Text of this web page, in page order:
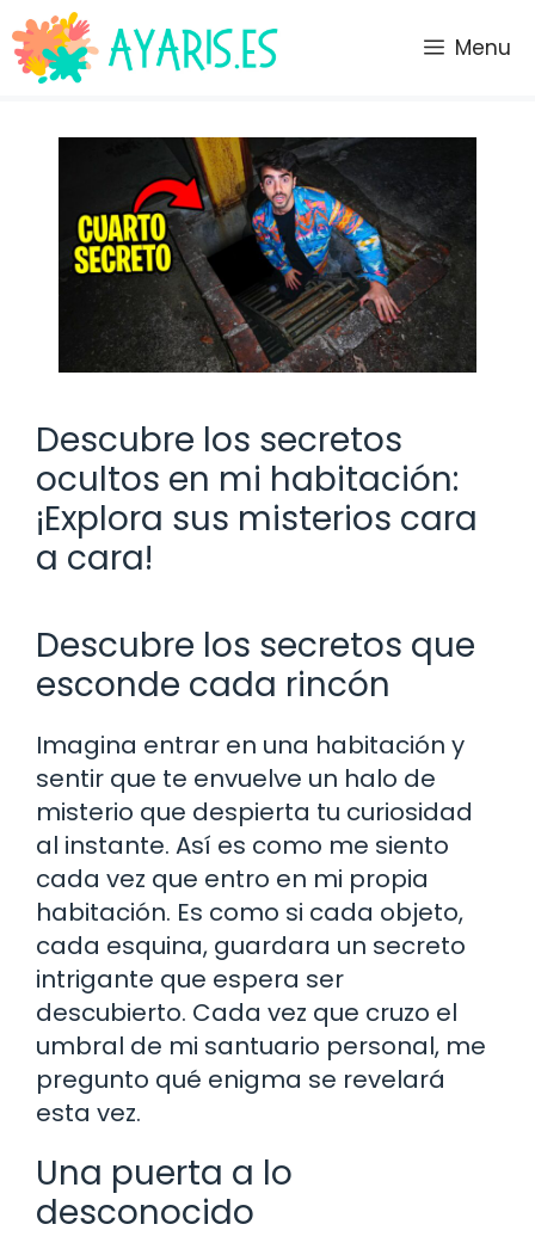
Saltar
al
contenido
Menu
Descubre los secretos
ocultos en mi habitación:
¡Explora sus misterios cara
a cara!
Descubre los secretos que
esconde cada rincón
Imagina entrar en una habitación y
sentir que te envuelve un halo de
misterio que despierta tu curiosidad
al instante. Así es como me siento
cada vez que entro en mi propia
habitación. Es como si cada objeto,
cada esquina, guardara un secreto
intrigante que espera ser
descubierto. Cada vez que cruzo el
umbral de mi santuario personal, me
pregunto qué enigma se revelará
esta vez.
Una puerta a lo
desconocido